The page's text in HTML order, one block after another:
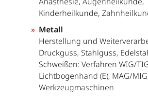
Kinderheilkunde,
Metall
Herstellung und
Druckguss, Stahlguss,
Schweißen: Verfahren WIG/
Lichtbogenhand (E), MAG/
Werkzeugmaschinen